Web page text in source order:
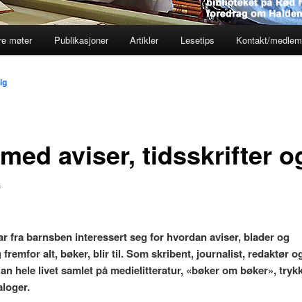
møter Publikasjoner Artikler Lesetips Kontakt/
aviser, tidsskrifter
fra barnsben interessert seg for hvordan aviser, blader og
alt, bøker, blir til. Som skribent, journalist, redaktør
hele livet samlet på medielitteratur, «bøker om bøker»,